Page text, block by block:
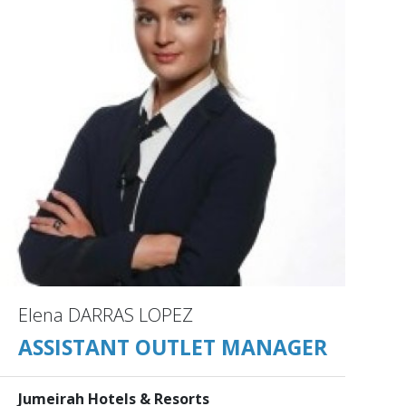
Elena DARRAS LOPEZ
ASSISTANT OUTLET MANAGER
Jumeirah Hotels & Resorts